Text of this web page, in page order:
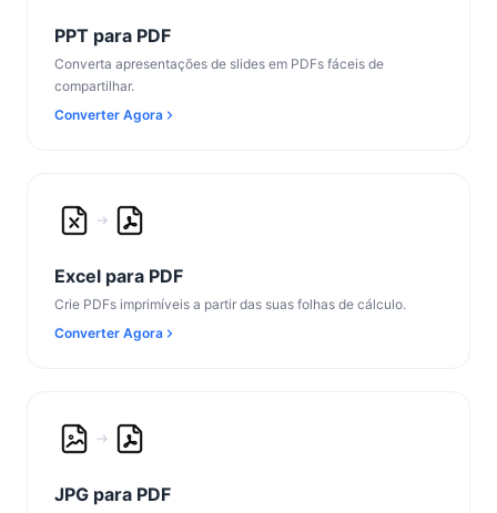
PPT para PDF
Converta apresentações de slides em PDFs fáceis de
compartilhar.
Converter Agora
Excel para PDF
Crie PDFs imprimíveis a partir das suas folhas de cálculo.
Converter Agora
JPG para PDF